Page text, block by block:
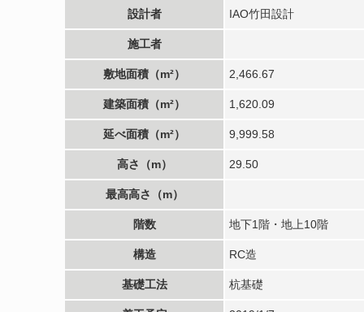
設計者 IAO竹田設計
施工者
敷地面積（m²） 2,466.67
建築面積（m²） 1,620.09
延べ面積（m²） 9,999.58
高さ（m） 29.50
最高高さ（m）
階数 地下1階・地上10階
構造 RC造
基礎工法 杭基礎